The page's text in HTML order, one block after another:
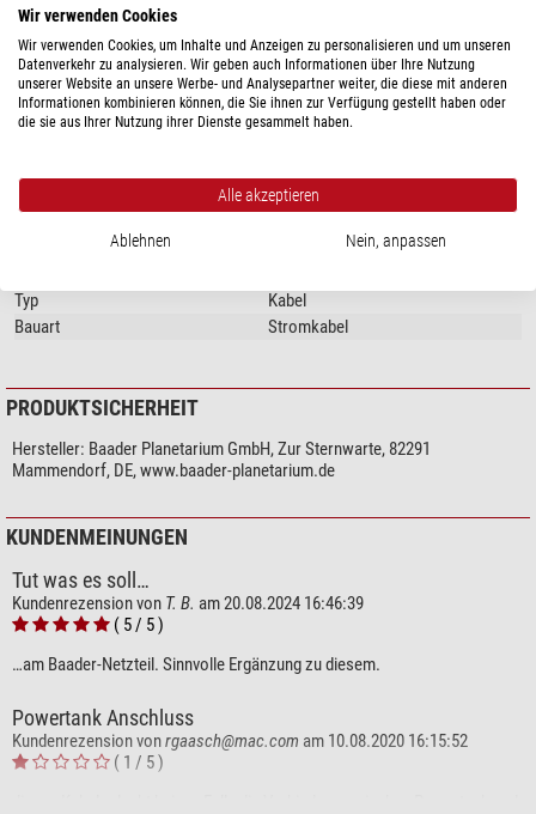
Mehr anzeigen...
TECHNISCHE DATEN
Kabellänge (m)
2
Outdoor-Power Netzteil 60W / 12,8V
Typ
Kabel
Bauart
Stromkabel
PRODUKTSICHERHEIT
Hersteller: Baader Planetarium GmbH, Zur Sternwarte, 82291
Mammendorf, DE, www.baader-planetarium.de
KUNDENMEINUNGEN
Tut was es soll…
Kundenrezension von T. B. am 20.08.2024 16:46:39
( 5 / 5 )
…am Baader-Netzteil. Sinnvolle Ergänzung zu diesem.
Powertank Anschluss
Kundenrezension vonrgaasch@mac.com am 10.08.2020 16:15:52
( 1 / 5 )
Wir verwenden Cookies
Wir verwenden Cookies, um Inhalte und Anzeigen zu personalisieren und um unseren
Datenverkehr zu analysieren. Wir geben auch Informationen über Ihre Nutzung
unserer Website an unsere Werbe- und Analysepartner weiter, die diese mit anderen
Informationen kombinieren können, die Sie ihnen zur Verfügung gestellt haben oder
die sie aus Ihrer Nutzung ihrer Dienste gesammelt haben.
Alle akzeptieren
Ablehnen Nein, anpassen